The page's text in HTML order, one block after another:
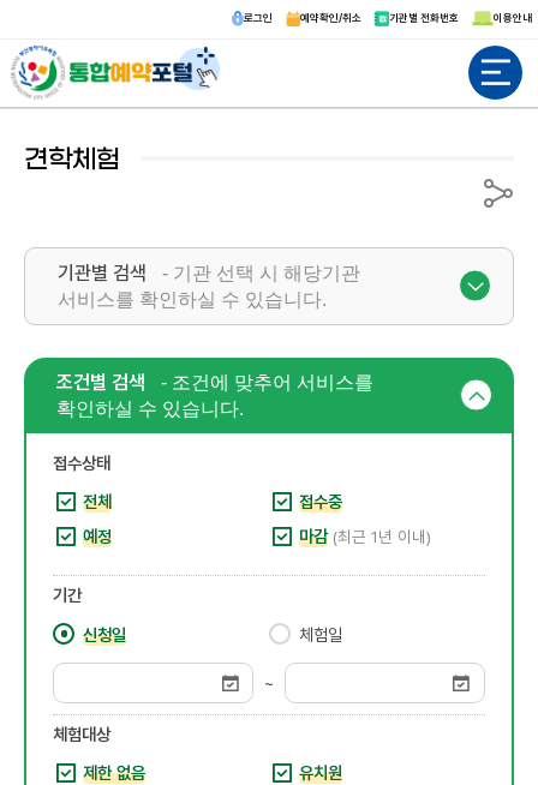
로그인 예약확인/취소 기관별 전화번호 이용안내
전체메뉴
견학체험
공유
기관별 검색
- 기관 선택 시 해당기관
서비스를 확인하실 수 있습니다.
조건별 검색
- 조건에 맞추어 서비스를
확인하실 수 있습니다.
접수상태
전체
접수중
예정
마감 (최근 1년 이내)
기간
신청일
체험일
~
체험대상
제한 없음
유치원